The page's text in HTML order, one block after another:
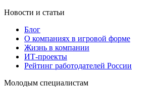
Новости и статьи
Блог
О компаниях в игровой форме
Жизнь в компании
ИТ-проекты
Рейтинг работодателей России
Молодым специалистам